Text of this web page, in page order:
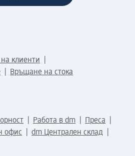
клиенти
Връщане на стока
Работа в dm
Преса
офис
dm Централен склад